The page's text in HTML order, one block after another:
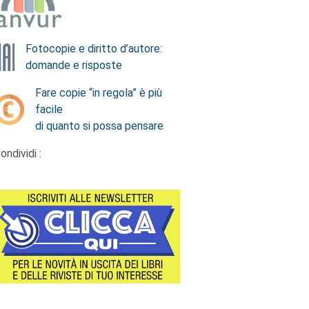
Fotocopie e diritto d’autore:
domande e risposte
Fare copie “in regola” è più
facile
di quanto si possa pensare
: